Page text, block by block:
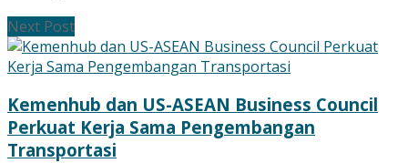
Next Post
Kemenhub dan US-ASEAN Business Council
Perkuat Kerja Sama Pengembangan
Transportasi